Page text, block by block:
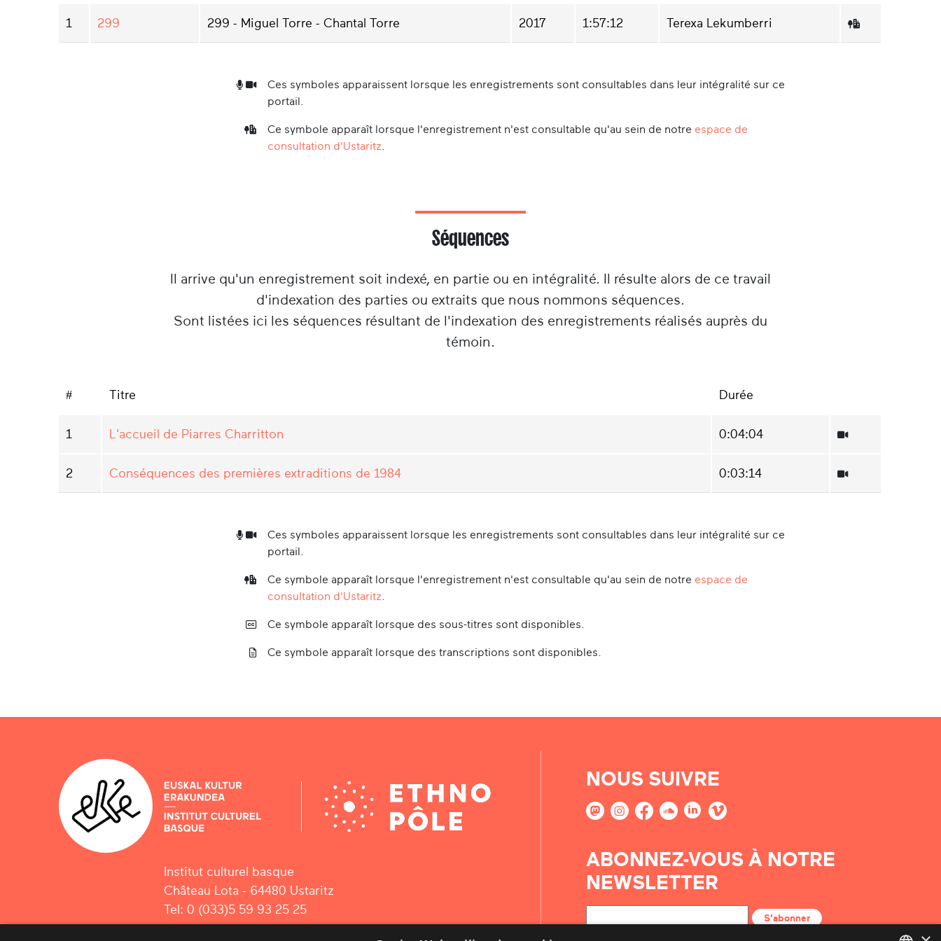
Chantal Torre
est née en Autriche en 1947 bien que sa famille soit originaire de
Provence. La famille, composée de 6 enfants (3 nés avant la Seconde Guerre mondiale,
Grenoble où Chantal a fréquenté le lycée Stendhal jusqu’en 6ème (1950-1958) puis à
Burgos durant son service militaire. Ramenée à la frontière par la police espagnole car
suspectée elle aussi d’activités illicites, elle s’installe en Pays basque Nord et se marie
Dax (1972-1974) et à Bayonne jusqu’à sa retraite (1974-2004 : lycée Paul Bert puis Louis
(enseignement immersif en langue basque, apprentissage du basque aux adultes),
politiques (Parti socialiste unifié-PSU puis mouvements nationalistes basques) et
économiques (notamment Chantal) des années 1970-1980.
1 299 299 - Miguel Torre - Chantal Torre 2017 1:57:12 Terexa Lekumberri
Ces symboles apparaissent lorsque les enregistrements sont consultables dans leur intégralité sur ce
portail.
Ce symbole apparaît lorsque l'enregistrement n'est consultable qu'au sein de notre espace de
consultation d'Ustaritz
Séquences
Il arrive qu'un enregistrement soit indexé, en partie ou en intégralité. Il résulte alors de ce travail
d'indexation des parties ou extraits que nous nommons séquences.
Sont listées ici les séquences résultant de l'indexation des enregistrements réalisés auprès du
témoin.
# Titre Durée
1 L'accueil de Piarres Charritton 0:04:04
2 Conséquences des premières extraditions de 1984 0:03:14
Ces symboles apparaissent lorsque les enregistrements sont consultables dans leur intégralité sur ce
portail.
Ce symbole apparaît lorsque l'enregistrement n'est consultable qu'au sein de notre espace de
consultation d'Ustaritz
Ce symbole apparaît lorsque des sous-titres sont disponibles.
Ce symbole apparaît lorsque des transcriptions sont disponibles.
Institut culturel basque
Château Lota - 64480 Ustaritz
Tel: 0 (033)5 59 93 25 25
NOUS SUIVRE
ABONNEZ-VOUS À NOTRE
NEWSLETTER
S'abonner